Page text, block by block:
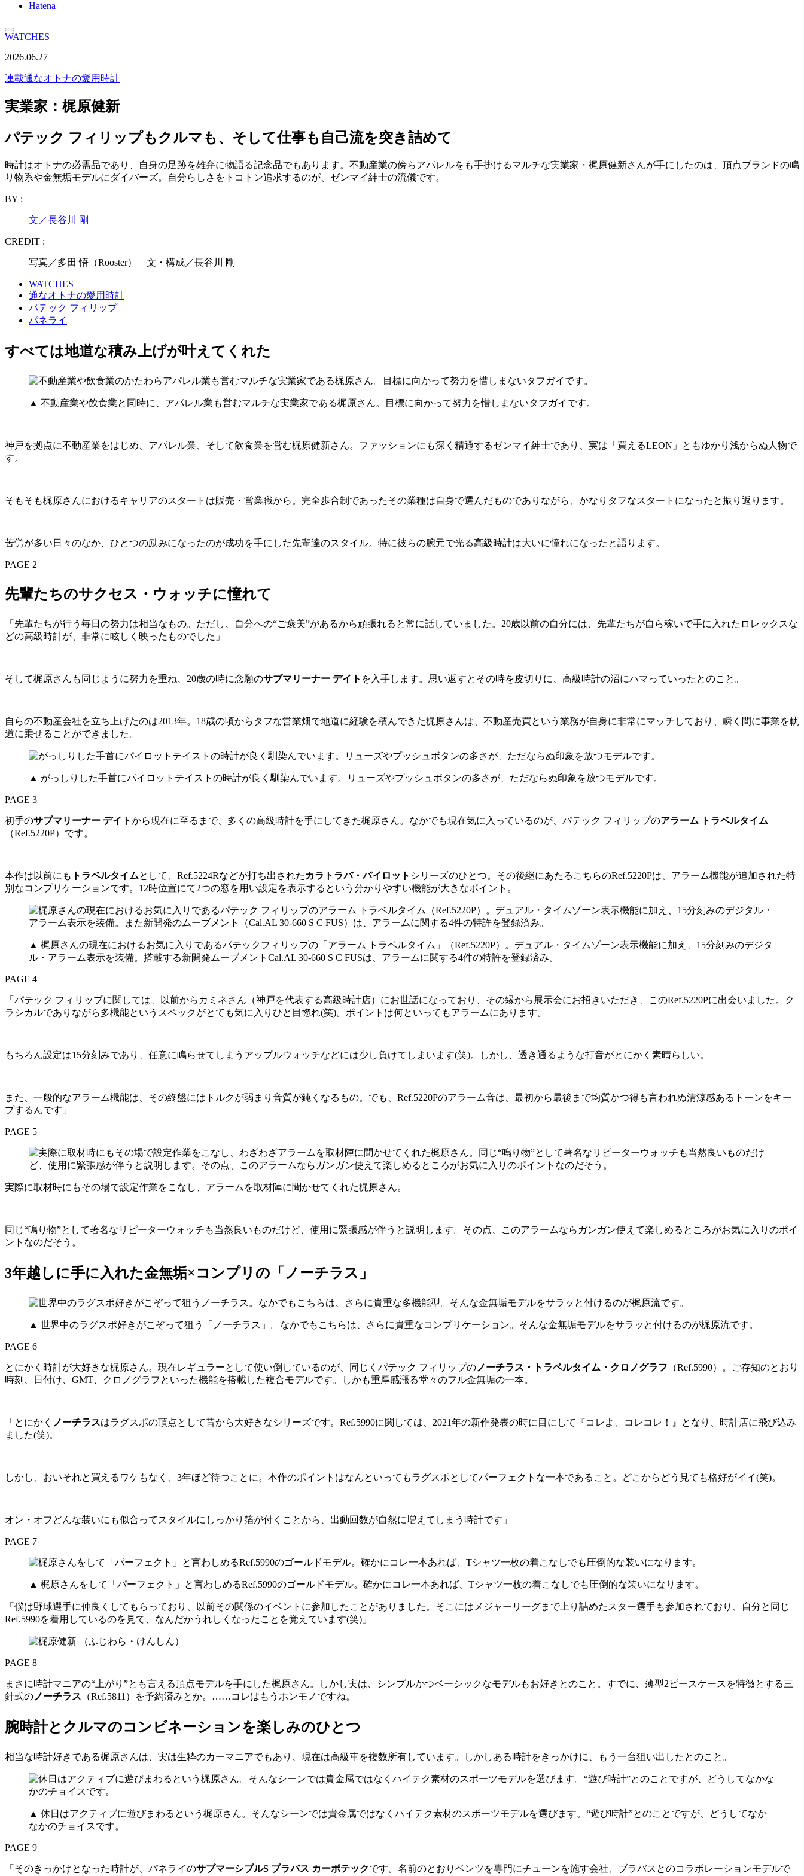
Hatena
WATCHES
2026.06.27
連載通なオトナの愛用時計
実業家：梶原健新
パテック フィリップもクルマも、そして仕事も自己流を突き詰めて
時計はオトナの必需品であり、自身の足跡を雄弁に物語る記念品でもあります。不動産業の傍らアパレルをも手掛けるマルチな実業家・梶原健新さんが手にしたのは、頂点ブランドの鳴
り物系や金無垢モデルにダイバーズ。自分らしさをトコトン追求するのが、ゼンマイ紳士の流儀です。
BY :
文／長谷川 剛
CREDIT :
写真／多田 悟（Rooster） 文・構成／長谷川 剛
WATCHES
通なオトナの愛用時計
パテック フィリップ
パネライ
すべては地道な積み上げが叶えてくれた
▲ 不動産業や飲食業と同時に、アパレル業も営むマルチな実業家である梶原さん。目標に向かって努力を惜しまないタフガイです。
神戸を拠点に不動産業をはじめ、アパレル業、そして飲食業を営む梶原健新さん。ファッションにも深く精通するゼンマイ紳士であり、実は「買えるLEON」ともゆかり浅からぬ人物で
す。
そもそも梶原さんにおけるキャリアのスタートは販売・営業職から。完全歩合制であったその業種は自身で選んだものでありながら、かなりタフなスタートになったと振り返ります。
苦労が多い日々のなか、ひとつの励みになったのが成功を手にした先輩達のスタイル。特に彼らの腕元で光る高級時計は大いに憧れになったと語ります。
PAGE 2
先輩たちのサクセス・ウォッチに憧れて
「先輩たちが行う毎日の努力は相当なもの。ただし、自分への“ご褒美”があるから頑張れると常に話していました。20歳以前の自分には、先輩たちが自ら稼いで手に入れたロレックスな
どの高級時計が、非常に眩しく映ったものでした」
そして梶原さんも同じように努力を重ね、20歳の時に念願のサブマリーナー デイト を入手します。思い返すとその時を皮切りに、高級時計の沼にハマっていったとのこと。
自らの不動産会社を立ち上げたのは2013年。18歳の頃からタフな営業畑で地道に経験を積んできた梶原さんは、不動産売買という業務が自身に非常にマッチしており、瞬く間に事業を軌
道に乗せることができました。
▲ がっしりした手首にパイロットテイストの時計が良く馴染んでいます。リューズやプッシュボタンの多さが、ただならぬ印象を放つモデルです。
PAGE 3
初手のサブマリーナー デイトから現在に至るまで、多くの高級時計を手にしてきた梶原さん。なかでも現在気に入っているのが、パテック フィリップのアラーム トラベルタイム
（Ref.5220P）です。
本作は以前にも トラベルタイムとして、Ref.5224Rなどが打ち出された カラトラバ・パイロット シリーズのひとつ。その後継にあたるこちらのRef.5220Pは、アラーム機能が追加された特
別なコンプリケーションです。12時位置にて2つの窓を用い設定を表示するという分かりやすい機能が大きなポイント。
▲ 梶原さんの現在におけるお気に入りであるパテックフィリップの「アラーム トラベルタイム」（Ref.5220P）。デュアル・タイムゾーン表示機能に加え、15分刻みのデジタ
ル・アラーム表示を装備。搭載する新開発ムーブメントCal.AL 30-660 S C FUSは、アラームに関する4件の特許を登録済み。
PAGE 4
「パテック フィリップに関しては、以前からカミネさん（神戸を代表する高級時計店）にお世話になっており、その縁から展示会にお招きいただき、このRef.5220Pに出会いました。ク
ラシカルでありながら多機能というスペックがとても気に入りひと目惚れ(笑)。ポイントは何といってもアラームにあります。
もちろん設定は15分刻みであり、任意に鳴らせてしまうアップルウォッチなどには少し負けてしまいます(笑)。しかし、透き通るような打音がとにかく素晴らしい。
また、一般的なアラーム機能は、その終盤にはトルクが弱まり音質が鈍くなるもの。でも、Ref.5220Pのアラーム音は、最初から最後まで均質かつ得も言われぬ清涼感あるトーンをキー
プするんです」
PAGE 5
実際に取材時にもその場で設定作業をこなし、アラームを取材陣に聞かせてくれた梶原さん。
同じ“鳴り物”として著名なリピーターウォッチも当然良いものだけど、使用に緊張感が伴うと説明します。その点、このアラームならガンガン使えて楽しめるところがお気に入りのポイ
ントなのだそう。
3年越しに手に入れた金無垢×コンプリの「ノーチラス」
▲ 世界中のラグスポ好きがこぞって狙う「ノーチラス」。なかでもこちらは、さらに貴重なコンプリケーション。そんな金無垢モデルをサラッと付けるのが梶原流です。
PAGE 6
とにかく時計が大好きな梶原さん。現在レギュラーとして使い倒しているのが、同じくパテック フィリップの ノーチラス・トラベルタイム・クロノグラフ （Ref.5990）。ご存知のとおり
時刻、日付け、GMT、クロノグラフといった機能を搭載した複合モデルです。しかも重厚感漲る堂々のフル金無垢の一本。
「とにかく ノーチラスはラグスポの頂点として昔から大好きなシリーズです。Ref.5990に関しては、2021年の新作発表の時に目にして『コレよ、コレコレ！』となり、時計店に飛び込み
ました(笑)。
しかし、おいそれと買えるワケもなく、3年ほど待つことに。本作のポイントはなんといってもラグスポとしてパーフェクトな一本であること。どこからどう見ても格好がイイ(笑)。
オン・オフどんな装いにも似合ってスタイルにしっかり箔が付くことから、出動回数が自然に増えてしまう時計です」
PAGE 7
▲ 梶原さんをして「パーフェクト」と言わしめるRef.5990のゴールドモデル。確かにコレ一本あれば、Tシャツ一枚の着こなしでも圧倒的な装いになります。
「僕は野球選手に仲良くしてもらっており、以前その関係のイベントに参加したことがありました。そこにはメジャーリーグまで上り詰めたスター選手も参加されており、自分と同じ
Ref.5990を着用しているのを見て、なんだかうれしくなったことを覚えています(笑)」
PAGE 8
まさに時計マニアの“上がり”とも言える頂点モデルを手にした梶原さん。しかし実は、シンプルかつベーシックなモデルもお好きとのこと。すでに、薄型2ピースケースを特徴とする三
針式の ノーチラス （Ref.5811）を予約済みとか。……コレはもうホンモノですね。
腕時計とクルマのコンビネーションを楽しみのひとつ
相当な時計好きである梶原さんは、実は生粋のカーマニアでもあり、現在は高級車を複数所有しています。しかしある時計をきっかけに、もう一台狙い出したとのこと。
▲ 休日はアクティブに遊びまわるという梶原さん。そんなシーンでは貴金属ではなくハイテク素材のスポーツモデルを選びます。“遊び時計”とのことですが、どうしてなか
なかのチョイスです。
PAGE 9
「そのきっかけとなった時計が、パネライのサブマーシブルS ブラバス カーボテックです。名前のとおりベンツを専門にチューンを施す会社、ブラバスとのコラボレーションモデルで